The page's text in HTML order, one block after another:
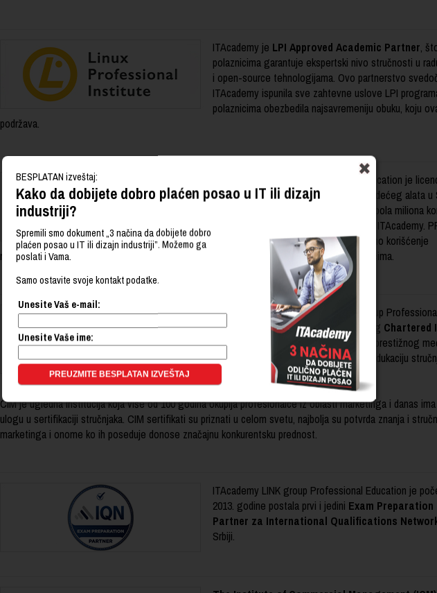
BESPLATAN izveštaj:
Kako da dobijete dobro plaćen posao u IT ili dizajn
industriji?
Spremili smo dokument „3 načina da dobijete dobro
plaćen posao u IT ili dizajn industriji”. Možemo ga
poslati i Vama.
Samo ostavite svoje kontakt podatke.
Unesite Vaš e-mail:
Unesite Vaše ime:
ITAcademy je LPI Approved Academic Partner,
polaznicima garantuje ekspertski nivo stručnosti u
i open-source tehnologijama. Ovo partnerstvo
ITAcademy ispunila sve zahtevne uslove LPI
polaznicima obezbedila najsavremeniju obuku, koju
podržava.
Kompanija LINK group Professional Education je
korisnik SEO PowerSuite
softvera, vodećeg alata u
industriji. SEO PowerSuite ima više od pola miliona
širom sveta, među kojima su i polaznici ITAcademy.
našim polaznicima omogućava besplatno korišćenje
najnaprednijih funkcija koje doprinose boljem ranigranju web stranica na internet pretraživačima.
Osnivač ITAcademy, kompanija LINK group
jeakreditovani Study Centerčuvenog Chartered
of Marketing (CIM) iz Velike Britanije, prestižnog
instituta za profesionalnu sertifikaciju i edukaciju
oblasti marketinga i biznisa.
CIM je ugledna institucija koja više od 100 godina okuplja profesionalce iz oblasti marketinga i danas
ulogu u sertifikaciji stručnjaka. CIM sertifikati su priznati u celom svetu, najbolja su potvrda znanja i
marketinga i onome ko ih poseduje donose značajnu konkurentsku prednost.
ITAcademy LINK group Professional Education je
2013. godine postala prvi i jedini Exam Preparation
Partner za International Qualifications
Srbiji.